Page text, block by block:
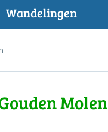
Wandelingen
Molen